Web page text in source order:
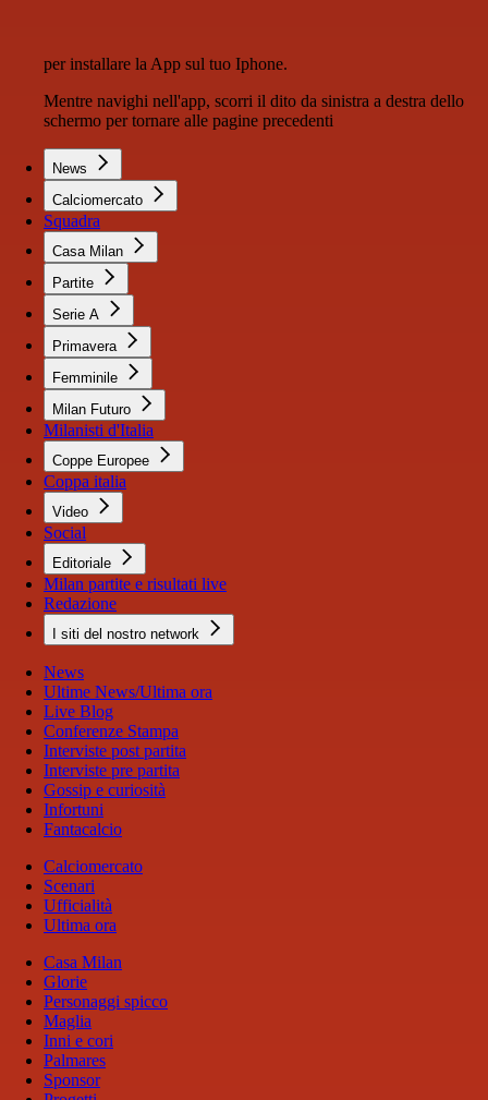
per installare la App sul tuo Iphone.
Mentre navighi nell'app, scorri il dito da sinistra a destra dello
schermo per tornare alle pagine precedenti
News
Calciomercato
Squadra
Casa Milan
Partite
Serie A
Primavera
Femminile
Milan Futuro
Milanisti d'Italia
Coppe Europee
Coppa italia
Video
Social
Editoriale
Milan partite e risultati live
Redazione
I siti del nostro network
News
Ultime News/Ultima ora
Live Blog
Conferenze Stampa
Interviste post partita
Interviste pre partita
Gossip e curiosità
Infortuni
Fantacalcio
Calciomercato
Scenari
Ufficialità
Ultima ora
Casa Milan
Glorie
Personaggi spicco
Maglia
Inni e cori
Palmares
Sponsor